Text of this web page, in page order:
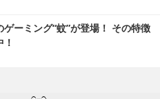
ゲーミング“蚊”が登場！ その特徴